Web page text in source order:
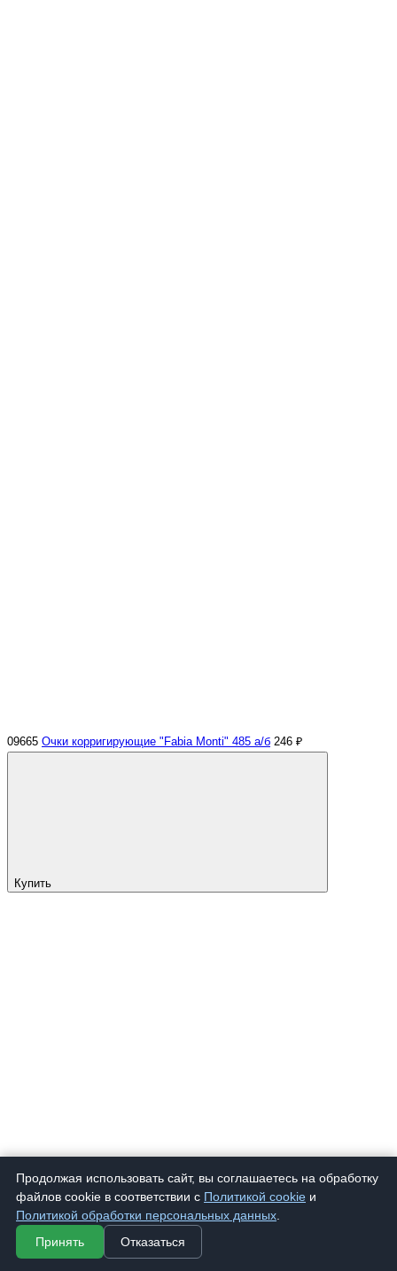
09665 Очки корригирующие "Fabia Monti" 485 а/б 246 ₽
Купить
Продолжая использовать сайт, вы соглашаетесь на обработку
файлов cookie в соответствии с Политикой cookie и
Политикой обработки персональных данных
Принять
Отказаться